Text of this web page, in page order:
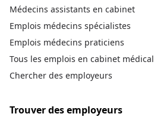
Médecins assistants en cabinet
Emplois médecins spécialistes
Emplois médecins praticiens
Tous les emplois en cabinet médical
Chercher des employeurs
Trouver des employeurs